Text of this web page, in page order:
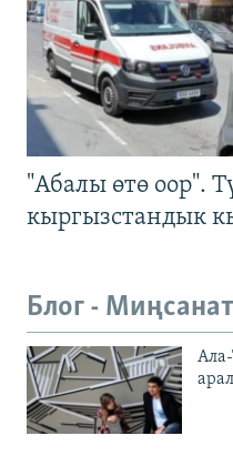
"Абалы өтө оор".
кыргызстандык
Блог - Миңсанат